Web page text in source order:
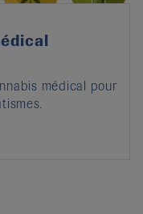
médical pour